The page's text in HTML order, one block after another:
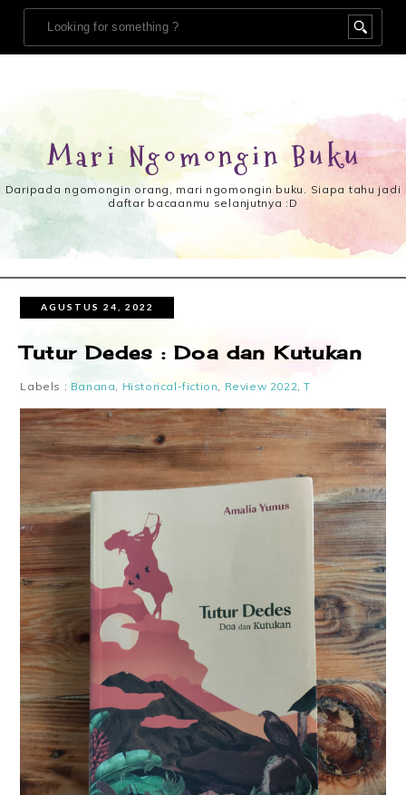
Mari Ngomongin Buku
Daripada ngomongin orang, mari ngomongin buku. Siapa tahu jadi
daftar bacaanmu selanjutnya :D
AGUSTUS 24, 2022
Tutur Dedes : Doa dan Kutukan
Labels : Banana, Historical-fiction, Review 2022,T